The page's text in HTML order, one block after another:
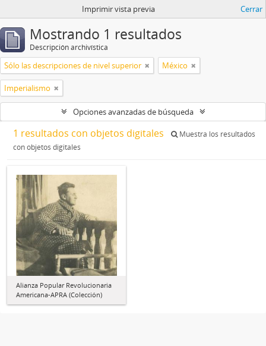
Imprimir vista previa Cerrar
Mostrando 1 resultados
Descripción archivística
Sólo las descripciones de nivel superior México
Imperialismo
Opciones avanzadas de búsqueda
1 resultados con objetos digitales
Muestra los resultados
con objetos digitales
Alianza Popular Revolucionaria
Americana-APRA (Colección)